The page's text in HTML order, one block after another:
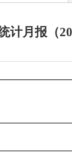
计月报（